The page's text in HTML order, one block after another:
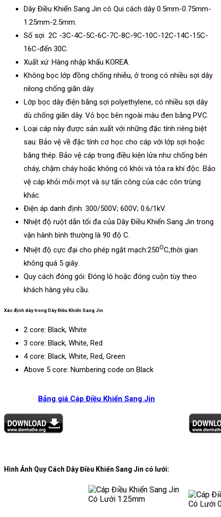
Dây Điều Khiển Sang Jin có Qui cách dây 0.5mm-0.75mm-
1.25mm-2.5mm.
Số sợi 2C -3C-4C-5C-6C-7C-8C-9C-10C-12C-14C-15C-
16C-đến 30C.
Xuất xứ :Hàng nhập khẩu KOREA.
Không bọc lớp đồng chống nhiễu, ở trong có nhiều sợi dây
nilong chống giãn dây.
Lớp bọc dây điện bằng sợi polyethylene, có nhiều sợi dây
dù chống giãn dây. Vỏ bọc bên ngoài màu đen bằng PVC.
Loại cáp này được sản xuất với những đặc tính riêng biệt
sau: Bảo vệ về đặc tính cơ học cho cáp với lớp sợi hoặc
băng thép. Bảo vệ cáp trong điều kiện lửa như chống bén
cháy, chậm cháy hoặc không có khói và tỏa ra khí độc. Bảo
vệ cáp khỏi mỗi mọt và sự tấn công của các côn trùng
khác.
Điện áp danh định: 300/500V; 600V; 0.6/1kV.
Nhiệt độ ruột dẫn tối đa của Dây Điều Khiển Sang Jin trong
vận hành bình thường là 90 độ C.
Nhiệt độ cực đại cho phép ngắt mạch:250OC,thời gian
không quá 5 giây.
Quy cách đóng gói: Đóng lô hoặc đóng cuộn tùy theo
khách hàng yêu cầu.
Xác định dây trong Dây Điều Khiển Sang Jin
​2 core: Black, White
3 core: Black, White, Red
4 core: Black, White, Red, Green
Above 5 core: Numbering code on Black
Bảng giá Cáp Điều Khiển Sang Jin
Hình Ảnh Quy Cách Dây Điều Khiển Sang Jin có lưới: